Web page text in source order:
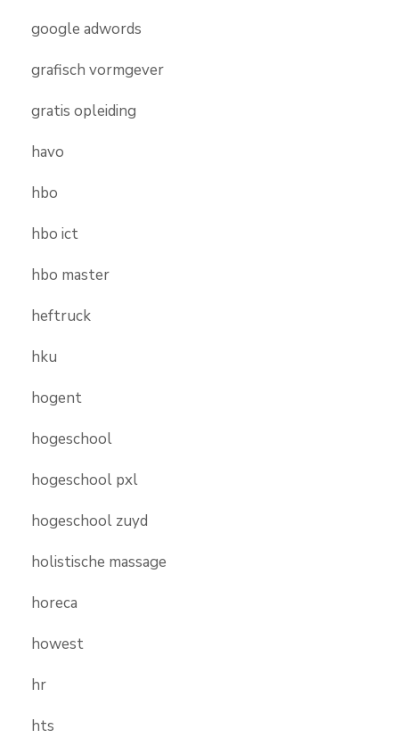
google adwords
grafisch vormgever
gratis opleiding
havo
hbo
hbo ict
hbo master
heftruck
hku
hogent
hogeschool
hogeschool pxl
hogeschool zuyd
holistische massage
horeca
howest
hr
hts